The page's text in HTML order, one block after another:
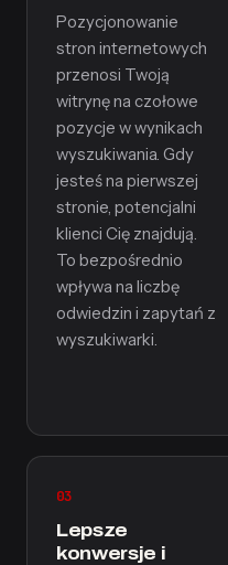
Pozycjonowanie
stron internetowych
przenosi Twoją
witrynę na czołowe
pozycje w wynikach
wyszukiwania. Gdy
jesteś na pierwszej
stronie, potencjalni
klienci Cię znajdują.
To bezpośrednio
wpływa na liczbę
odwiedzin i zapytań z
wyszukiwarki.
03
Lepsze
konwersje i